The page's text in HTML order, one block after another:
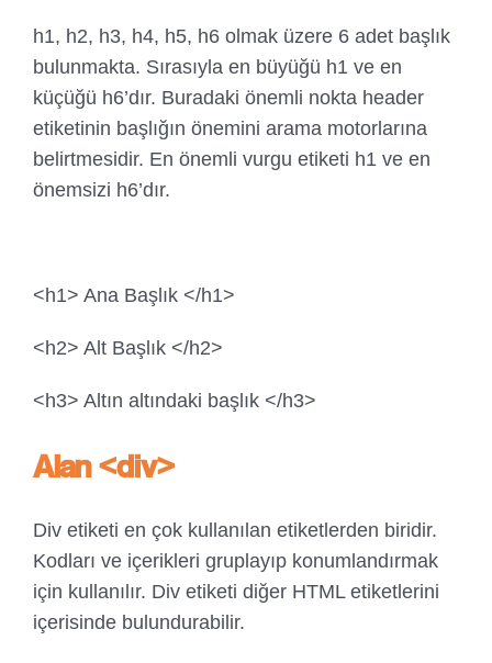
h1, h2, h3, h4, h5, h6 olmak üzere 6 adet başlık
bulunmakta. Sırasıyla en büyüğü h1 ve en
küçüğü h6’dır. Buradaki önemli nokta header
etiketinin başlığın önemini arama motorlarına
belirtmesidir. En önemli vurgu etiketi h1 ve en
önemsizi h6’dır.
<h1> Ana Başlık </h1>
<h2> Alt Başlık </h2>
<h3> Altın altındaki başlık </h3>
Alan <div>
Div etiketi en çok kullanılan etiketlerden biridir.
Kodları ve içerikleri gruplayıp konumlandırmak
için kullanılır. Div etiketi diğer HTML etiketlerini
içerisinde bulundurabilir.